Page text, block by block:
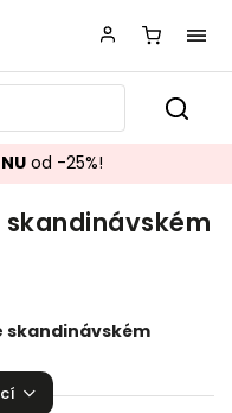
od -25%!
skandinávském
pozvednou